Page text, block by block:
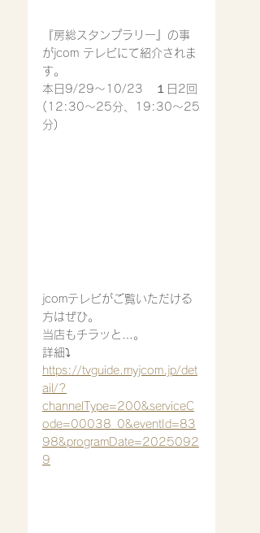
『房総スタンプラリー』の事
がjcom テレビにて紹介されま
す。
本日9/29〜10/23   １日2回
(12:30〜25分、19:30〜25
分)
jcomテレビがご覧いただける
方はぜひ。
当店もチラッと…。
詳細⤵︎
https://tvguide.myjcom.jp/det
ail/?
channelType=200&serviceC
ode=00038_0&eventId=83
98&programDate=2025092
9